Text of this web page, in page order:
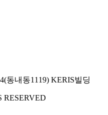
동내동1119) KERIS빌딩
RESERVED